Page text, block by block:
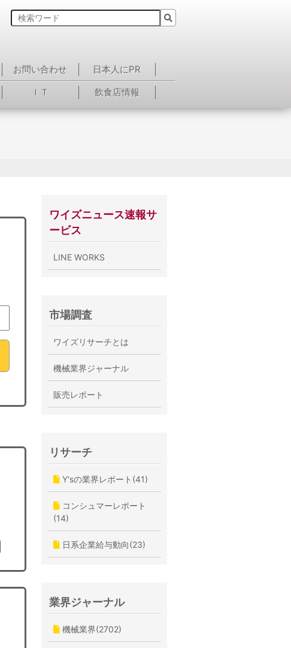
お問い合わせ
日本人にPR
ＩＴ 飲食店情報
ワイズニュース速報サ
ービス
LINE WORKS
市場調査
ワイズリサーチとは
機械業界ジャーナル
販売レポート
リサーチ
Y'sの業界レポート(41)
コンシュマーレポート
(14)
日系企業給与動向(23)
業界ジャーナル
機械業界(2702)